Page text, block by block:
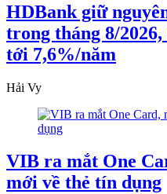
HDBank giữ
trong tháng 8/
tới 7,6%/năm
Hải Vy
VIB ra mắt One
mới về thẻ tín dụng